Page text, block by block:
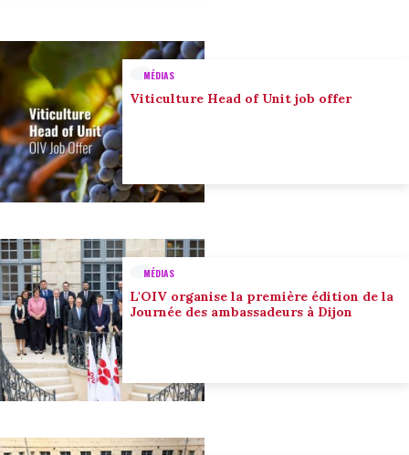
MÉDIAS
Viticulture Head of Unit job offer
MÉDIAS
L'OIV organise la première édition de la
Journée des ambassadeurs à Dijon